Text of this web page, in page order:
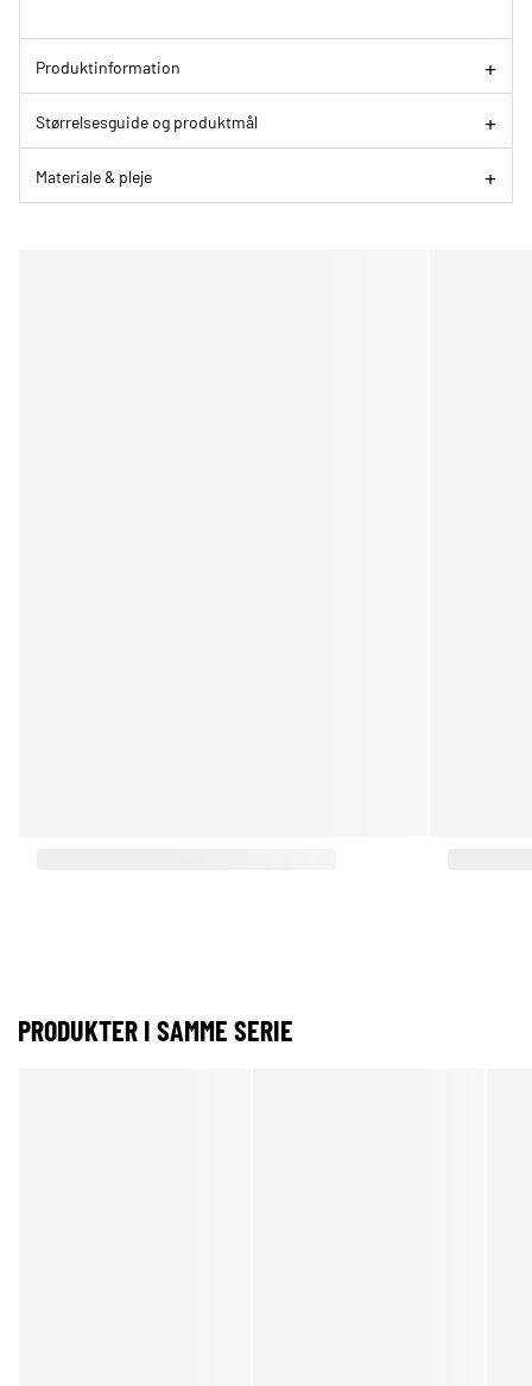
Produktinformation
Størrelsesguide og produktmål
Materiale & pleje
PRODUKTER I SAMME SERIE